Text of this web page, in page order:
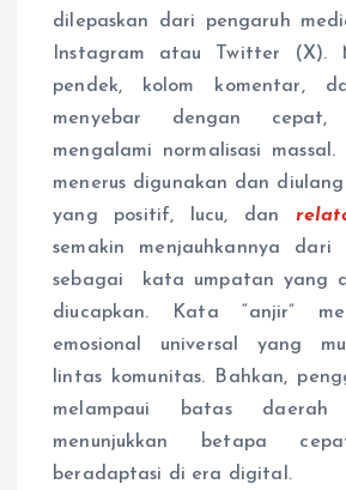
dilepaskan dari pengaruh
Instagram atau Twitter (X).
pendek, kolom komentar,
menyebar dengan
mengalami normalisasi
menerus digunakan dan
yang positif, lucu, dan
semakin menjauhkannya dari
sebagai kata umpatan yang
diucapkan. Kata “anjir”
emosional universal yang
lintas komunitas. Bahkan,
melampaui batas
menunjukkan betapa
beradaptasi di era digital.